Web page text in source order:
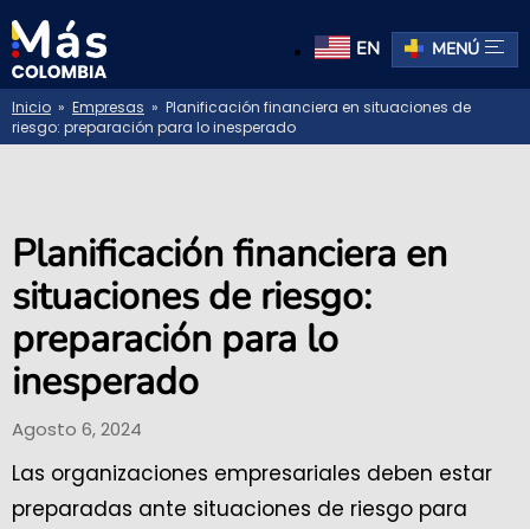
EN MENÚ
Inicio » Empresas » Planificación financiera en situaciones de
riesgo: preparación para lo inesperado
Planificación financiera en
situaciones de riesgo:
preparación para lo
inesperado
Agosto 6, 2024
Las organizaciones empresariales deben estar
preparadas ante situaciones de riesgo para